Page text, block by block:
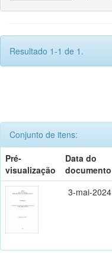
Resultado 1-1 de 1.
Conjunto de itens:
Pré-
visualização
Data do
documento
3-mai-2024